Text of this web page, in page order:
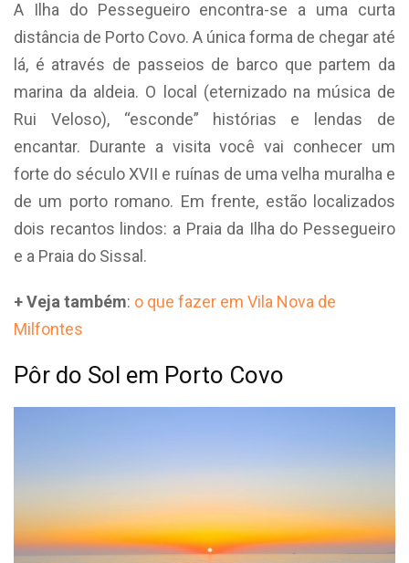
A Ilha do Pessegueiro encontra-se a uma curta
distância de Porto Covo. A única forma de chegar até
lá, é através de passeios de barco que partem da
marina da aldeia. O local (eternizado na música de
Rui Veloso), “esconde” histórias e lendas de
encantar. Durante a visita você vai conhecer um
forte do século XVII e ruínas de uma velha muralha e
de um porto romano. Em frente, estão localizados
dois recantos lindos: a Praia da Ilha do Pessegueiro
e a Praia do Sissal.
+ Veja também: o que fazer em Vila Nova de
Milfontes
Pôr do Sol em Porto Covo